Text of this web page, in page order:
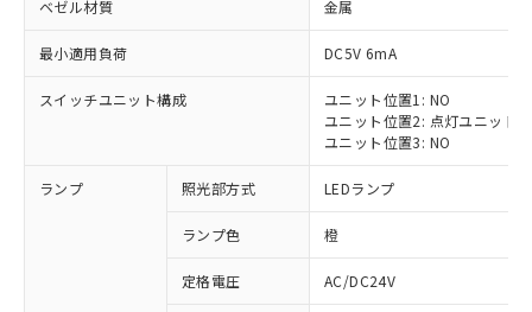
ベゼル材質 金属
最小適用負荷 DC5V 6mA
スイッチユニット構成
ユニット位置1: NO
ユニット位置2: 点灯ユニット
ユニット位置3: NO
ランプ 照光部方式 LEDランプ
ランプ色 橙
定格電圧 AC/DC24V